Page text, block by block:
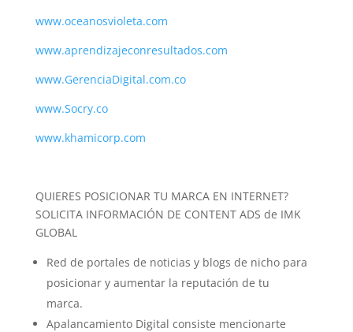
www.oceanosvioleta.com
www.aprendizajeconresultados.com
www.GerenciaDigital.com.co
www.Socry.co
www.khamicorp.com
QUIERES POSICIONAR TU MARCA EN INTERNET?
SOLICITA INFORMACIÓN DE CONTENT ADS de IMK
GLOBAL
Red de portales de noticias y blogs de nicho para
posicionar y aumentar la reputación de tu
marca.
Apalancamiento Digital consiste mencionarte